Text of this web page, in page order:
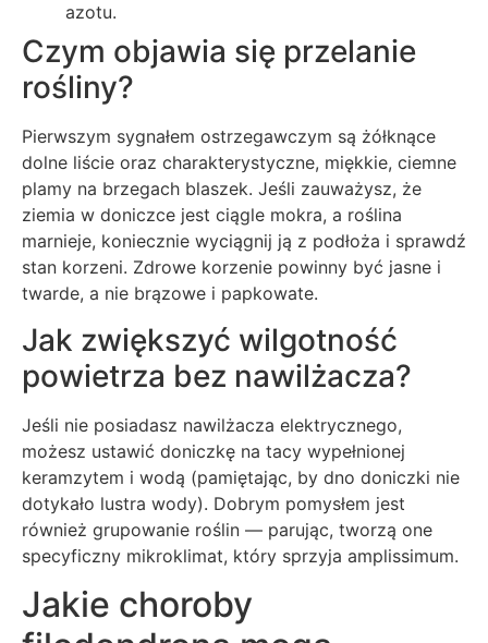
azotu.
Czym objawia się przelanie
rośliny?
Pierwszym sygnałem ostrzegawczym są żółknące
dolne liście oraz charakterystyczne, miękkie, ciemne
plamy na brzegach blaszek. Jeśli zauważysz, że
ziemia w doniczce jest ciągle mokra, a roślina
marnieje, koniecznie wyciągnij ją z podłoża i sprawdź
stan korzeni. Zdrowe korzenie powinny być jasne i
twarde, a nie brązowe i papkowate.
Jak zwiększyć wilgotność
powietrza bez nawilżacza?
Jeśli nie posiadasz nawilżacza elektrycznego,
możesz ustawić doniczkę na tacy wypełnionej
keramzytem i wodą (pamiętając, by dno doniczki nie
dotykało lustra wody). Dobrym pomysłem jest
również grupowanie roślin — parując, tworzą one
specyficzny mikroklimat, który sprzyja amplissimum.
Jakie choroby